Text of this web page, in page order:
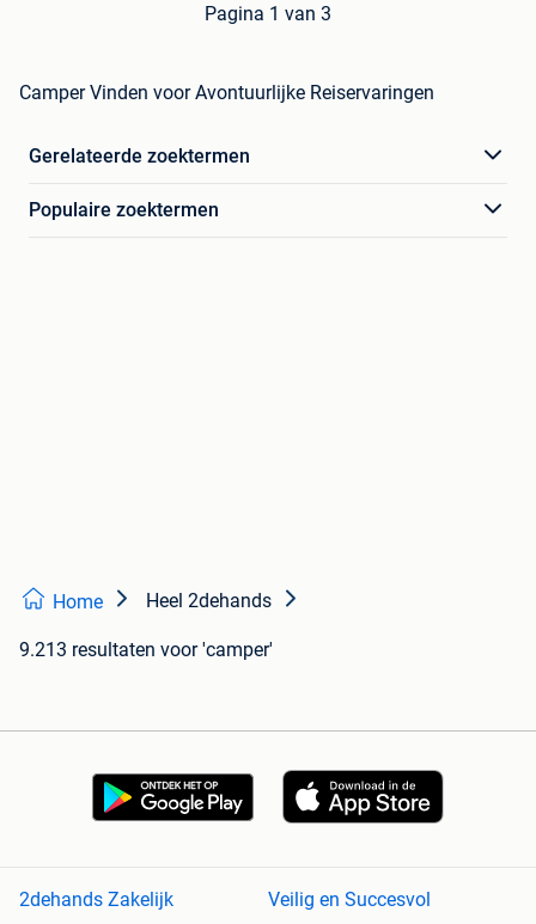
Pagina 1 van 3
Camper Vinden voor Avontuurlijke Reiservaringen
Gerelateerde zoektermen
Populaire zoektermen
Home Heel 2dehands
9.213 resultaten voor 'camper'
2dehands Zakelijk
Veilig en Succesvol